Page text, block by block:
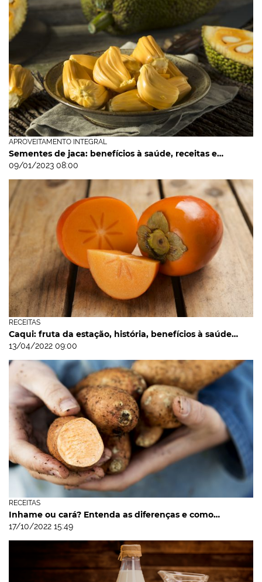
APROVEITAMENTO INTEGRAL
Sementes de jaca: benefícios à saúde, receitas e…
09/01/2023 08:00
RECEITAS
Caqui: fruta da estação, história, benefícios à saúde…
13/04/2022 09:00
RECEITAS
Inhame ou cará? Entenda as diferenças e como…
17/10/2022 15:49